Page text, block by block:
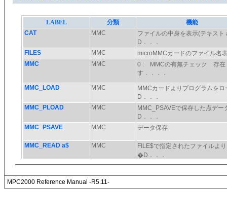
MPC2000 Reference Manual -R5.11-